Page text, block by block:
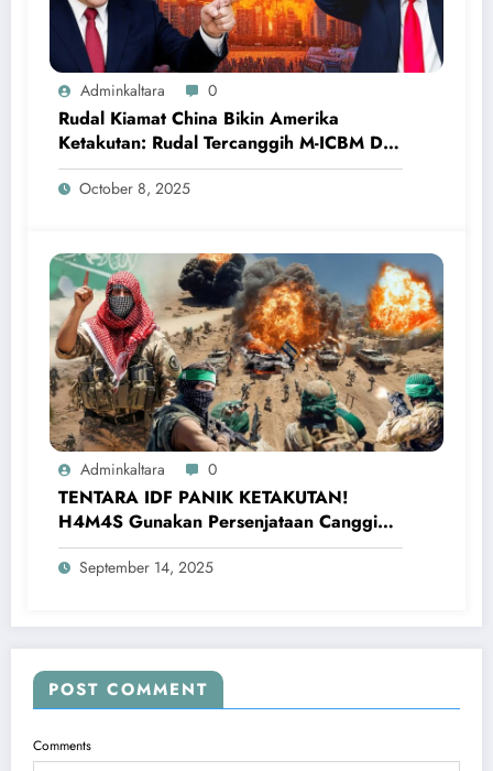
Adminkaltara 0
Rudal Kiamat China Bikin Amerika
Ketakutan: Rudal Tercanggih M-ICBM DF-
5B
October 8, 2025
Adminkaltara 0
TENTARA IDF PANIK KETAKUTAN!
H4M4S Gunakan Persenjataan Canggih
Hancurkan Pasukan Israel
September 14, 2025
POST COMMENT
Comments